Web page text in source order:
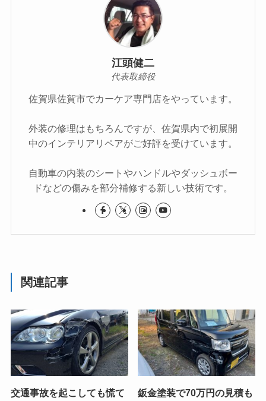
江頭健二
代表取締役
佐賀県佐賀市でカーケア専門店をやっています。
外装の修理はもちろんですが、佐賀県内で初展開
中のインテリアリペアがご好評を受けています。
自動車の内装のシートやハンドルやダッシュボー
ドなどの傷みを部分補修する新しい技術です。
関連記事
交通事故を起こしても慌て
鈑金塗装で70万円の見積も